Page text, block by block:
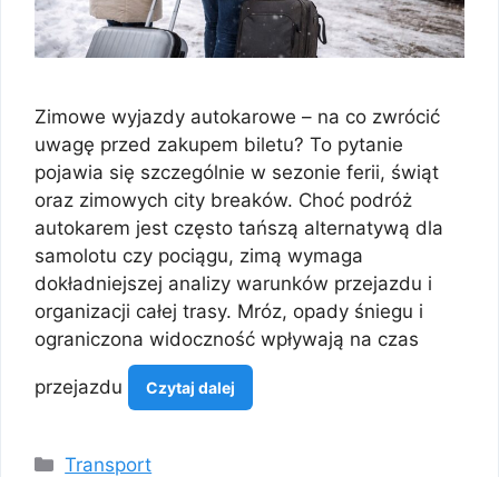
Zimowe wyjazdy autokarowe – na co zwrócić
uwagę przed zakupem biletu? To pytanie
pojawia się szczególnie w sezonie ferii, świąt
oraz zimowych city breaków. Choć podróż
autokarem jest często tańszą alternatywą dla
samolotu czy pociągu, zimą wymaga
dokładniejszej analizy warunków przejazdu i
organizacji całej trasy. Mróz, opady śniegu i
ograniczona widoczność wpływają na czas
przejazdu Czytaj dalej
Kategorie
Transport